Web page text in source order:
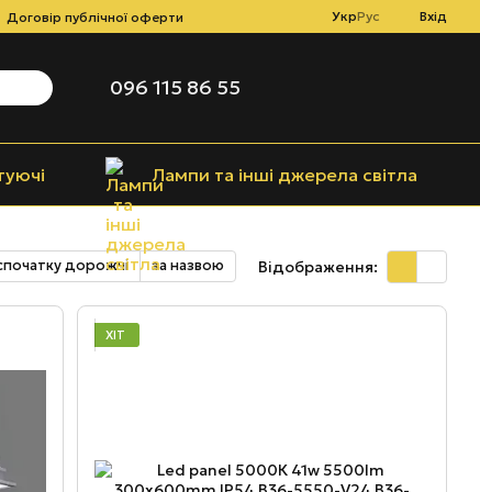
Договір публічної оферти УкрРус Вхід
096 115 86 55
Лампи та інші джерела світла
дорожчі за назвою Відображення:
ХІТ